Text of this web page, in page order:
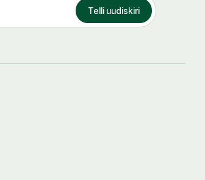
Telli uudiskiri